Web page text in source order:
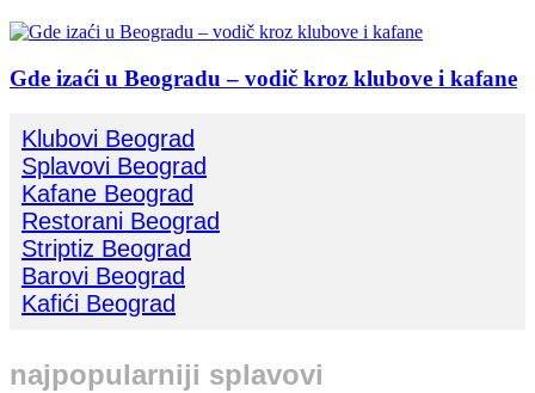
Gde izaći u Beogradu – vodič kroz klubove i kafane
Klubovi Beograd
Splavovi Beograd
Kafane Beograd
Restorani Beograd
Striptiz Beograd
Barovi Beograd
Kafići Beograd
najpopularniji splavovi